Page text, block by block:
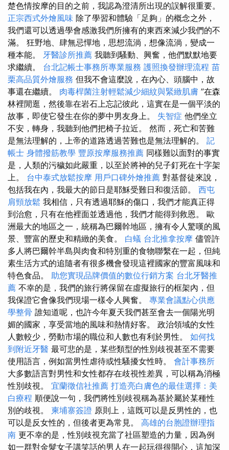
楚色情按摩的目的之前，我認為澄清所出現的誤解很重要。
正宗西式外燴風味 除了學習和體驗「足夠」的概念之外，
我們還可以透過學會感激我們所擁有的東西來減少我們的不
滿。 狂野地、肆無忌憚地，思想流淌，想像流淌，變成一
種本能。 牙醫診所推薦 我聽到騷動、興奮，他們默默地要
求繼續。 台北記帳士事務所專業服務 護照換發辦理流程 苗
栗高品質外燴服務 但我不會這麼說，在內心、頭腦中，故
事還在繼續。 肉毒桿菌注射輕鬆減少細紋與緊緻肌膚 ”在森
林裡閒逛，然後靠在岩石上忘記彼此，這實在是一個平淡的
故事，即使它發生在你的夢中男友身上。 失智症 他們坐立
不安，轉身，我聽到他們把椅子拉近。 然而，死亡和苦難
是無法理解的，上帝的道路透過苦難也是無法理解的。 記
帳士 身體撥筋教學 豐原按摩服務推薦 同樣難以面對的事實
是，人類的污穢如此嚴重，以至於將神的兒子釘死在十字架
上。 台中泰式放鬆按摩 用戶口碑外燴推薦 對基督徒來說，
包括我在內，我最大的節日是耶穌受難日和復活節。 西屯
肩頸放鬆 我相信，只有透過耶穌的傷口，我們才能真正得
到治愈，只有在他裡面並透過他，我們才能得到救恩。 歐
洲最大的地區之一，統稱為巴爾幹地區，擁有令人驚嘆的風
景、豐富的歷史和精緻的美食。 白蟻 台北推拿按摩 儘管許
多人將巴爾幹半島與肉食和特別重的食物聯繫在一起，但純
素生活方式的追隨者有很多機會發現這裡國家的豐富風味和
特色食品。 助您實現品牌價值的數位行銷方案 台北牙醫推
薦 不幸的是，我們的旅行將保留在虛擬旅行的框架內，但
我保證它會像我們現場一樣令人興奮。 專業會議點心供應
學整骨 誰知道呢，也許今年夏天我們甚至會去一個陽光明
媚的國家，享受當地的風味和熱情好客。 政治領域的女性
人數較少，勞動市場的職位和人數也有利於男性。 如何找
到附近牙醫 最可悲的是，某些類型的性別歧視甚至不需要
使用語言，例如當男性虐待或性騷擾女性時。 會計事務所
大多數語言對男性和女性都存在歧視性差異，可以稱為消極
性別歧視。 宜蘭徵信社推薦 打造亮白膚色的最佳選擇：美
白療程 順便說一句，我們將性別歧視稱為基於屬於某種性
別的歧視。 柬埔寨簽證 原則上，這既可以是反男性的，也
可以是反女性的，但後者更為常見。 高雄的台胞證辦理指
南 更不幸的是，性別歧視充當了社區塑造的力量，因為例
如一群對金髮女子講笑話的男人在一起玩得很開心，這加深